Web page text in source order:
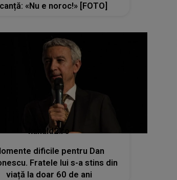
«Nu e noroc!» [FOTO]
kanald2.ro
dificile pentru Dan
Fratele lui s-a stins din
viață la doar 60 de ani